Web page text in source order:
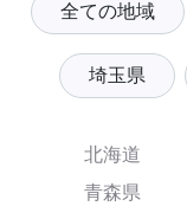
全ての地域
埼玉県
北海道
青森県